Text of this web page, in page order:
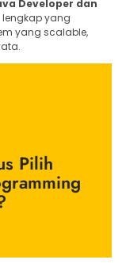
Developer dan
lengkap yang
yang scalable,
Pilih